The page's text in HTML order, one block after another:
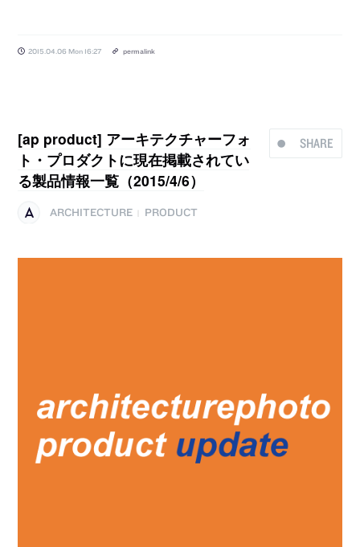
2015.04.06 Mon 16:27 permalink
SHARE
[ap product] アーキテクチャーフォ
ト・プロダクトに現在掲載されてい
る製品情報一覧（2015/4/6）
ARCHITECTURE PRODUCT